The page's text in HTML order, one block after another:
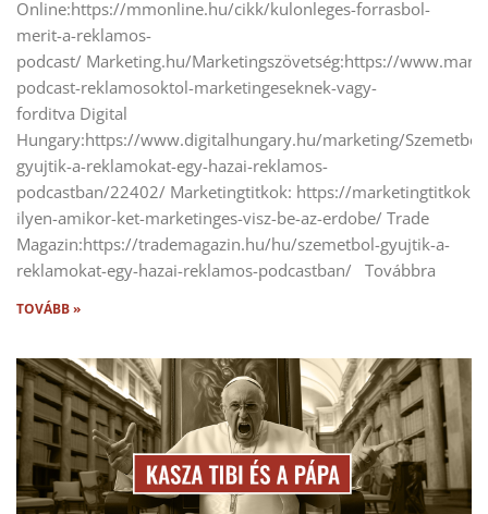
Online:https://mmonline.hu/cikk/kulonleges-forrasbol-
merit-a-reklamos-
podcast/ Marketing.hu/Marketingszövetség:https://
podcast-reklamosoktol-marketingeseknek-vagy-
forditva Digital
Hungary:https://www.digitalhungary.hu/marketing/Szemetbol-
gyujtik-a-reklamokat-egy-hazai-reklamos-
podcastban/22402/ Marketingtitkok: https://
ilyen-amikor-ket-marketinges-visz-be-az-erdobe/ Trade
Magazin:https://trademagazin.hu/hu/szemetbol-gyujtik-a-
reklamokat-egy-hazai-reklamos-podcastban/ Továbbra
TOVÁBB »